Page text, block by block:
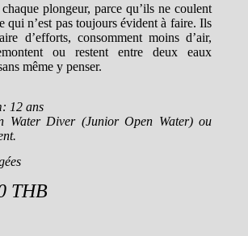
plongeur, parce qu’ils ne coulent
qui n’est pas toujours évident à faire. Ils
d’efforts, consomment moins d’air,
ou restent entre deux eaux
même y penser.
12 ans
Water Diver (Junior Open Water) ou
THB